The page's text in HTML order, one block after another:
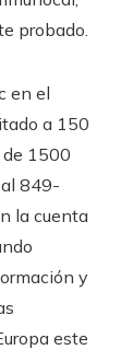
probado.
en el
a 150
1500
849-
la cuenta
y
este